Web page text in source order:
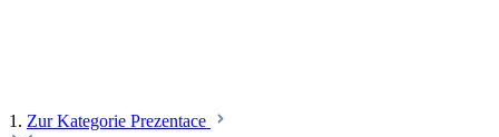
1. Zur Kategorie Prezentace